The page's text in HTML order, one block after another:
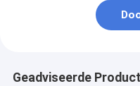
Geadviseerde